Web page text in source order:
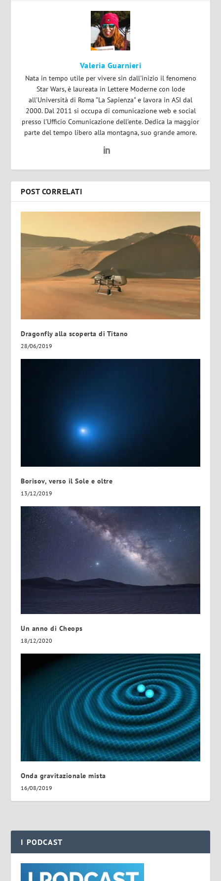
Valeria Guarnieri
Nata in tempo utile per vivere sin dall'inizio il fenomeno
Star Wars, è laureata in Lettere Moderne con lode
all'Università di Roma "La Sapienza" e lavora in ASI dal
2000. Dal 2011 si occupa di comunicazione web e social
presso l'Ufficio Comunicazione dell'ente. Dedica la maggior
parte del tempo libero alla montagna, suo grande amore.
POST CORRELATI
Dragonfly alla scoperta di Titano
28/06/2019
Borisov, verso il Sole e oltre
13/12/2019
Un anno di Cheops
18/12/2020
Onda gravitazionale mista
16/08/2019
I PODCAST